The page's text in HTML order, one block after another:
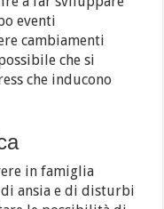
eventi
cambiamenti
che si
che inducono
in famiglia
ansia e di disturbi